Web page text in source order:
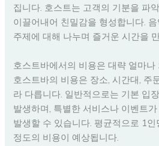
집니다. 호스트는 고객의 기분을 파
이끌어내어 친밀감을 형성합니다.
주제에 대해 나누며 즐거운 시간을
호스트바에서의 비용은 대략 얼마나
호스트바의 비용은 장소, 시간대, 주
라 다릅니다. 일반적으로는 기본 입
발생하며, 특별한 서비스나 이벤트
발생할 수 있습니다. 평균적으로 1
정도의 비용이 예상됩니다.